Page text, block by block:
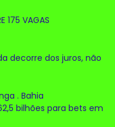
175 VAGAS
decorre dos juros, não
. Bahia
bilhões para bets em